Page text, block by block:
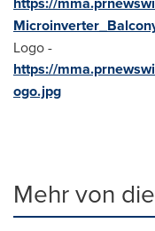
Logo -
https://
ogo.jpg
Mehr von